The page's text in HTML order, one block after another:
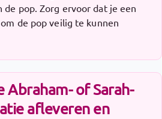
de pop. Zorg ervoor dat je een
de pop veilig te kunnen
Abraham- of Sarah-
afleveren en